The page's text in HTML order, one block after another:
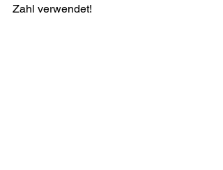
Zahl verwendet!